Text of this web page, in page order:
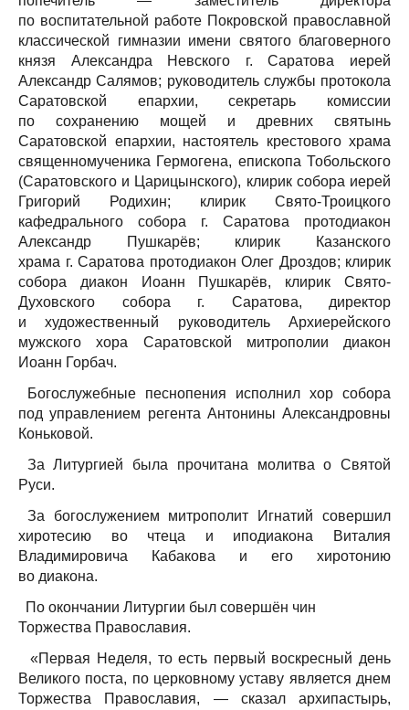
по воспитательной работе Покровской православной
классической гимназии имени святого благоверного
князя Александра Невского г. Саратова иерей
Александр Салямов; руководитель службы протокола
Саратовской епархии, секретарь комиссии
по сохранению мощей и древних святынь
Саратовской епархии, настоятель крестового храма
священномученика Гермогена, епископа Тобольского
(Саратовского и Царицынского), клирик собора иерей
Григорий Родихин; клирик Свято-Троицкого
кафедрального собора г. Саратова протодиакон
Александр Пушкарёв; клирик Казанского
храма г. Саратова протодиакон Олег Дроздов; клирик
собора диакон Иоанн Пушкарёв, клирик Свято-
Духовского собора г. Саратова, директор
и художественный руководитель Архиерейского
мужского хора Саратовской митрополии диакон
Иоанн Горбач.
Богослужебные песнопения исполнил хор собора
под управлением регента Антонины Александровны
Коньковой.
За Литургией была прочитана молитва о Святой
Руси.
За богослужением митрополит Игнатий совершил
хиротесию во чтеца и иподиакона Виталия
Владимировича Кабакова и его хиротонию
во диакона.
По окончании Литургии был совершён чин
Торжества Православия.
«Первая Неделя, то есть первый воскресный день
Великого поста, по церковному уставу является днем
Торжества Православия, — сказал архипастырь,